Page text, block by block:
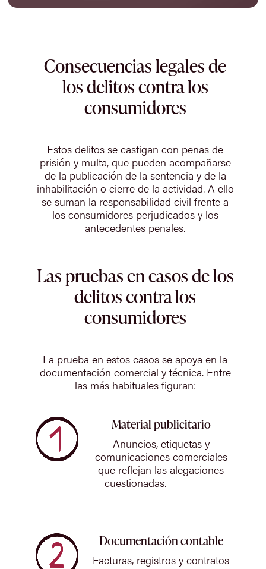
Consecuencias legales de
los delitos contra los
consumidores
Estos delitos se castigan con penas de
prisión y multa, que pueden acompañarse
de la publicación de la sentencia y de la
inhabilitación o cierre de la actividad. A ello
se suman la responsabilidad civil frente a
los consumidores perjudicados y los
antecedentes penales.
Las pruebas en casos de los
delitos contra los
consumidores
La prueba en estos casos se apoya en la
documentación comercial y técnica. Entre
las más habituales figuran:
Material publicitario
Anuncios, etiquetas y
comunicaciones comerciales
que reflejan las alegaciones
cuestionadas.
Documentación contable
Facturas, registros y contratos